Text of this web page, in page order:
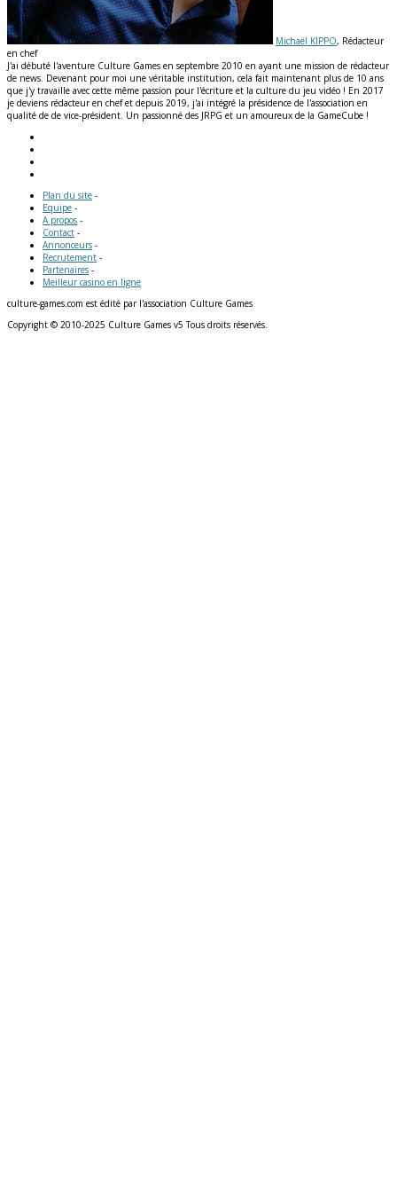
Michaël KIPPO, Rédacteur
en chef
J'ai débuté l'aventure Culture Games en septembre 2010 en ayant une mission de rédacteur
de news. Devenant pour moi une véritable institution, cela fait maintenant plus de 10 ans
que j'y travaille avec cette même passion pour l'écriture et la culture du jeu vidéo ! En 2017
je deviens rédacteur en chef et depuis 2019, j'ai intégré la présidence de l'association en
qualité de de vice-président. Un passionné des JRPG et un amoureux de la GameCube !
Plan du site -
Equipe -
A propos -
Contact -
Annonceurs -
Recrutement -
Partenaires -
Meilleur casino en ligne
culture-games.com est édité par l'association Culture Games
Copyright © 2010-2025 Culture Games v5 Tous droits réservés.